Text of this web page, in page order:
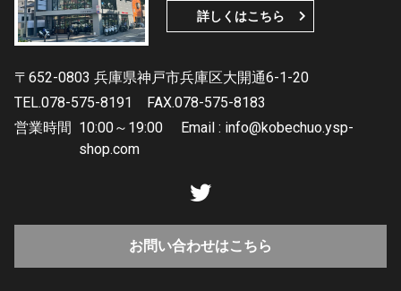
詳しくはこちら
〒652-0803 兵庫県神戸市兵庫区大開通6-1-20
TEL.078-575-8191
FAX.078-575-8183
営業時間 10:00～19:00 Email : info@kobechuo.ysp-
shop.com
お問い合わせはこちら